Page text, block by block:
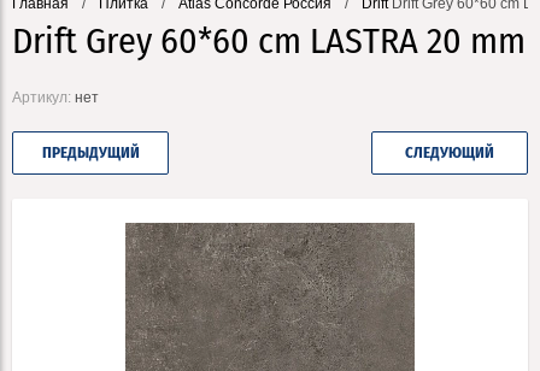
Главная / Плитка / Atlas Concorde Россия / Drift Drift Grey 60*60 cm
Drift Grey 60*60 cm LASTRA 20 mm
Артикул: нет
ПРЕДЫДУЩИЙ СЛЕДУЮЩИЙ